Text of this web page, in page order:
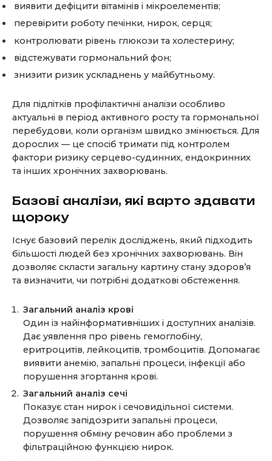
виявити дефіцити вітамінів і мікроелементів;
перевірити роботу печінки, нирок, серця;
контролювати рівень глюкози та холестерину;
відстежувати гормональний фон;
знизити ризик ускладнень у майбутньому.
Для підлітків профілактичні аналізи особливо
актуальні в період активного росту та гормональної
перебудови, коли організм швидко змінюється. Для
дорослих — це спосіб тримати під контролем
фактори ризику серцево-судинних, ендокринних
та інших хронічних захворювань.
Базові аналізи, які варто здавати
щороку
Існує базовий перелік досліджень, який підходить
більшості людей без хронічних захворювань. Він
дозволяє скласти загальну картину стану здоров’я
та визначити, чи потрібні додаткові обстеження.
Загальний аналіз крові
Один із найінформативніших і доступних аналізів.
Дає уявлення про рівень гемоглобіну,
еритроцитів, лейкоцитів, тромбоцитів. Допомагає
виявити анемію, запальні процеси, інфекції або
порушення згортання крові.
Загальний аналіз сечі
Показує стан нирок і сечовидільної системи.
Дозволяє запідозрити запальні процеси,
порушення обміну речовин або проблеми з
фільтраційною функцією нирок.